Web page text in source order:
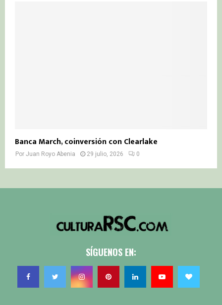
Banca March, coinversión con Clearlake
Por Juan Royo Abenia 29 julio, 2026 0
SÍGUENOS EN: